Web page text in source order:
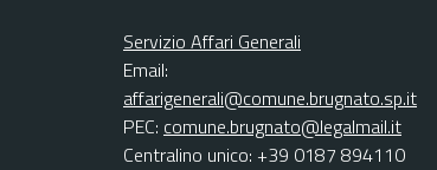
Servizio Affari Generali
Email:
affarigenerali@comune.brugnato.sp.it
PEC: comune.brugnato@legalmail.it
Centralino unico: +39 0187 894110